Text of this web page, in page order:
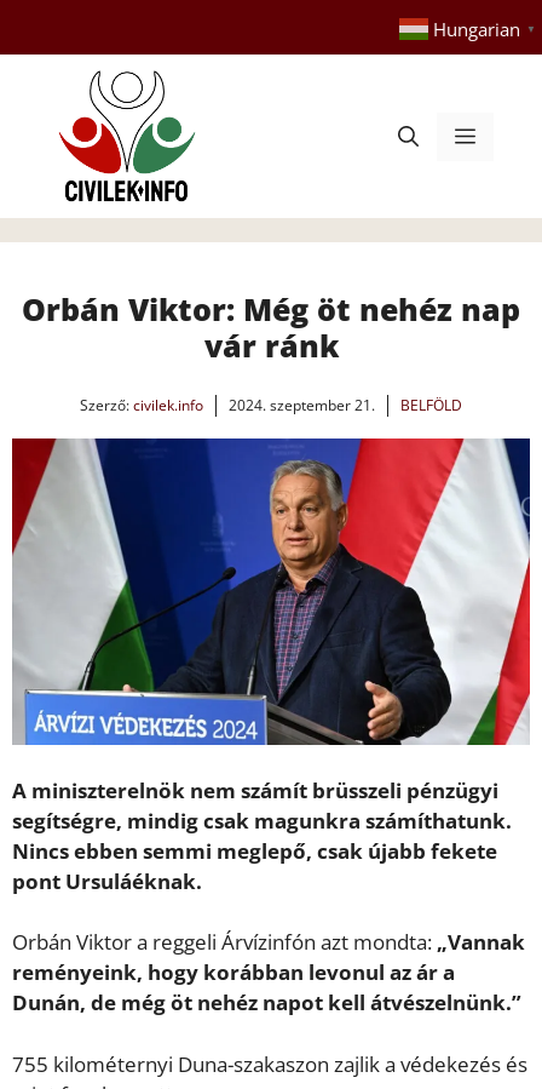
tartalomba
Hungarian ▼
Menü
Orbán Viktor: Még öt nehéz nap
vár ránk
Szerző:civilek.info 2024. szeptember 21. BELFÖLD
A miniszterelnök nem számít brüsszeli pénzügyi
segítségre, mindig csak magunkra számíthatunk.
Nincs ebben semmi meglepő, csak újabb fekete
pont Ursuláéknak.
Orbán Viktor a reggeli Árvízinfón azt mondta: „Vannak
reményeink, hogy korábban levonul az ár a
Dunán, de még öt nehéz napot kell átvészelnünk.”
755 kilométernyi Duna-szakaszon zajlik a védekezés és